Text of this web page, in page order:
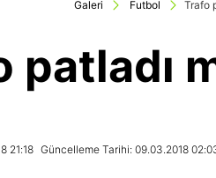
Galeri Futbol Trafo
patladı
21:18 Güncelleme Tarihi: 09.03.2018